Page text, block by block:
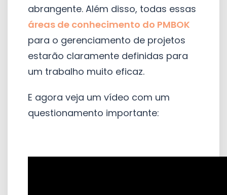
abrangente. Além disso, todas essas
áreas de conhecimento do PMBOK
para o gerenciamento de projetos
estarão claramente definidas para
um trabalho muito eficaz.
E agora veja um vídeo com um
questionamento importante: